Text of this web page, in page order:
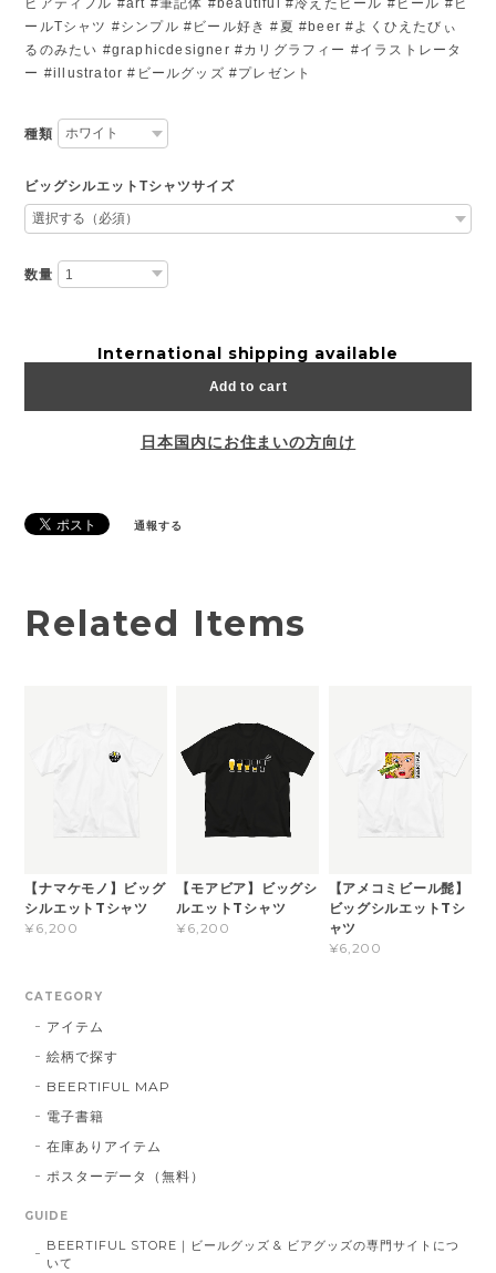
ビアティフル #art #筆記体 #beautiful #冷えたビール #ビール #ビ
ールTシャツ #シンプル #ビール好き #夏 #beer #よくひえたびぃ
るのみたい #graphicdesigner #カリグラフィー #イラストレータ
ー #illustrator #ビールグッズ #プレゼント
種類
ビッグシルエットTシャツサイズ
数量
International shipping available
Add to cart
日本国内にお住まいの方向け
通報する
Related Items
【ナマケモノ】ビッグ
シルエットTシャツ
¥6,200
【モアビア】ビッグシ
ルエットTシャツ
¥6,200
【アメコミビール髭】
ビッグシルエットTシ
ャツ
¥6,200
CATEGORY
アイテム
絵柄で探す
BEERTIFUL MAP
電子書籍
在庫ありアイテム
ポスターデータ（無料）
GUIDE
BEERTIFUL STORE｜ビールグッズ & ビアグッズの専門サイトにつ
いて